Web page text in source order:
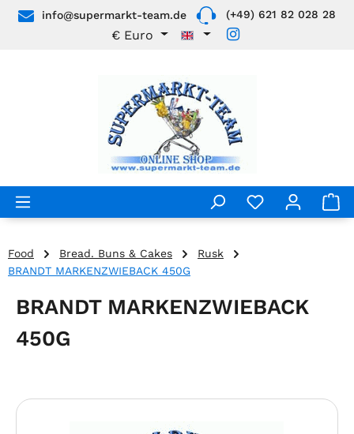
Skip to main content
info@supermarkt-team.de (+49) 621 82 028 28
€ Euro
Food Bread. Buns & Cakes
Rusk
BRANDT MARKENZWIEBACK 450G
BRANDT MARKENZWIEBACK
450G
Skip image gallery